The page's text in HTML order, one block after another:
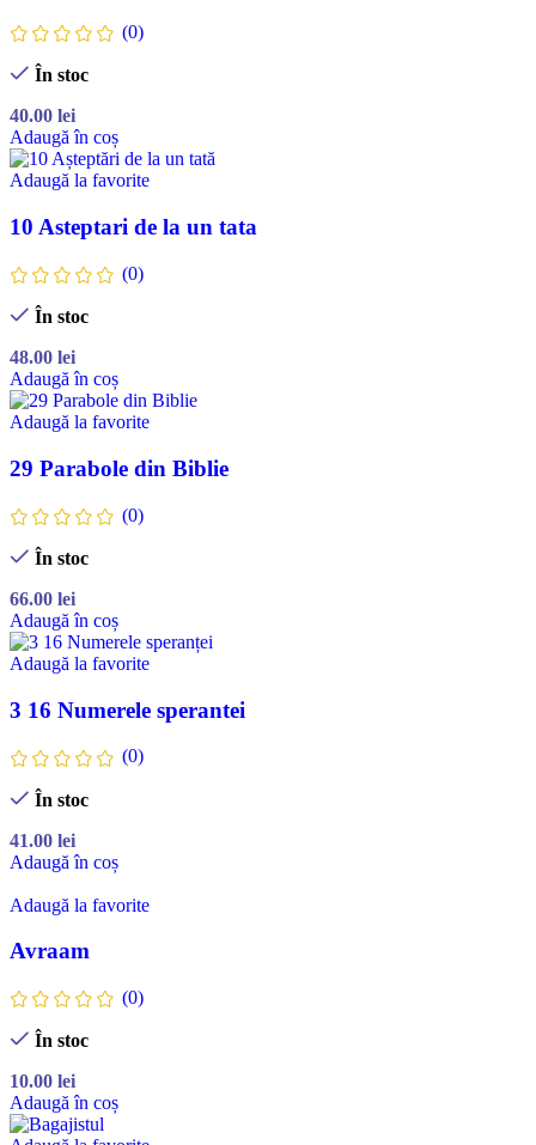
(0)
În stoc
40.00 lei
Adaugă în coș
Adaugă la favorite
10 Asteptari de la un tata
(0)
În stoc
48.00 lei
Adaugă în coș
Adaugă la favorite
29 Parabole din Biblie
(0)
În stoc
66.00 lei
Adaugă în coș
Adaugă la favorite
3 16 Numerele sperantei
(0)
În stoc
41.00 lei
Adaugă în coș
Adaugă la favorite
Avraam
(0)
În stoc
10.00 lei
Adaugă în coș